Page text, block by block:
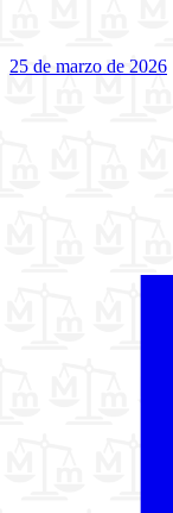
25 de marzo de 2026